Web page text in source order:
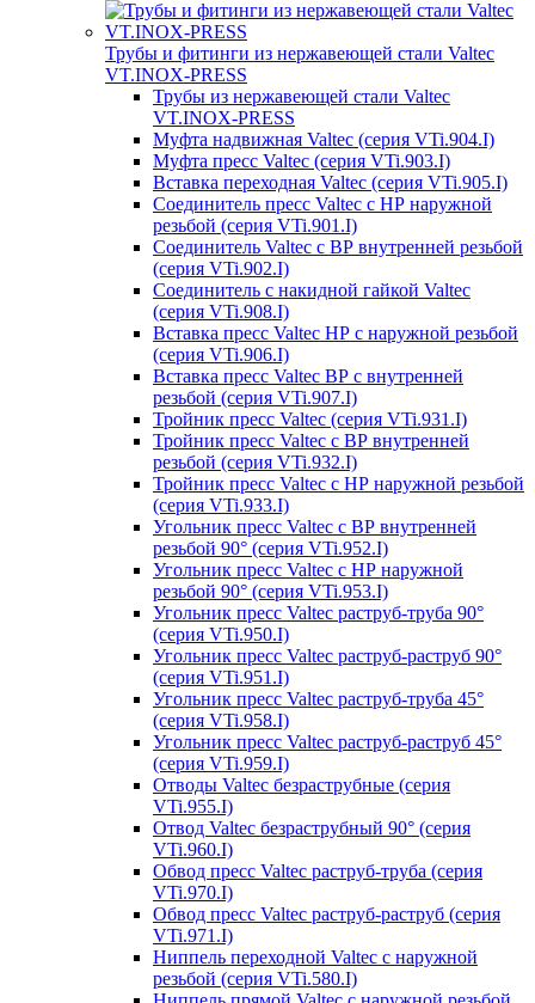
Трубы и фитинги из нержавеющей стали Valtec
VT.INOX-PRESS
Трубы из нержавеющей стали Valtec
VT.INOX-PRESS
Муфта надвижная Valtec (серия VTi.904.I)
Муфта пресс Valtec (серия VTi.903.I)
Вставка переходная Valtec (серия VTi.905.I)
Соединитель пресс Valtec с НР наружной
резьбой (серия VTi.901.I)
Соединитель Valtec с ВР внутренней резьбой
(серия VTi.902.I)
Соединитель с накидной гайкой Valtec
(серия VTi.908.I)
Вставка пресс Valtec НР с наружной резьбой
(серия VTi.906.I)
Вставка пресс Valtec ВР с внутренней
резьбой (серия VTi.907.I)
Тройник пресс Valtec (серия VTi.931.I)
Тройник пресс Valtec с ВР внутренней
резьбой (серия VTi.932.I)
Тройник пресс Valtec с НР наружной резьбой
(серия VTi.933.I)
Угольник пресс Valtec с ВР внутренней
резьбой 90° (серия VTi.952.I)
Угольник пресс Valtec с НР наружной
резьбой 90° (серия VTi.953.I)
Угольник пресс Valtec раструб-труба 90°
(серия VTi.950.I)
Угольник пресс Valtec раструб-раструб 90°
(серия VTi.951.I)
Угольник пресс Valtec раструб-труба 45°
(серия VTi.958.I)
Угольник пресс Valtec раструб-раструб 45°
(серия VTi.959.I)
Отводы Valtec безраструбные (серия
VTi.955.I)
Отвод Valtec безраструбный 90° (серия
VTi.960.I)
Обвод пресс Valtec раструб-труба (серия
VTi.970.I)
Обвод пресс Valtec раструб-раструб (серия
VTi.971.I)
Ниппель переходной Valtec с наружной
резьбой (серия VTi.580.I)